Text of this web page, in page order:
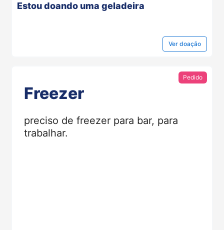
Estou doando uma geladeira
Ver doação
Pedido
Freezer
preciso de freezer para bar, para
trabalhar.